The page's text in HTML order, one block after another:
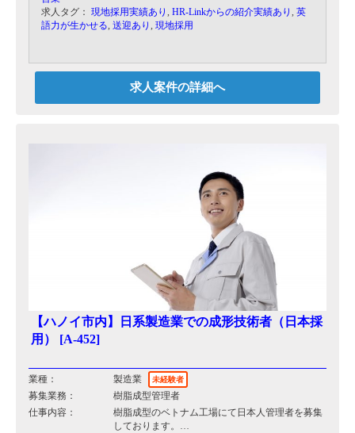
求人タグ： 現地採用実績あり HR-Linkからの紹介実績あり
英
語力が生かせる 送迎あり 現地採用
求人案件の詳細へ
【ハノイ市内】日系製造業での成形技術者（日本採
用） [A-452]
業種： 製造業 未経験者
募集業務：
樹脂成型管理者
仕事内容：
樹脂成型のベトナム工場にて日本人管理者を募集
しております。